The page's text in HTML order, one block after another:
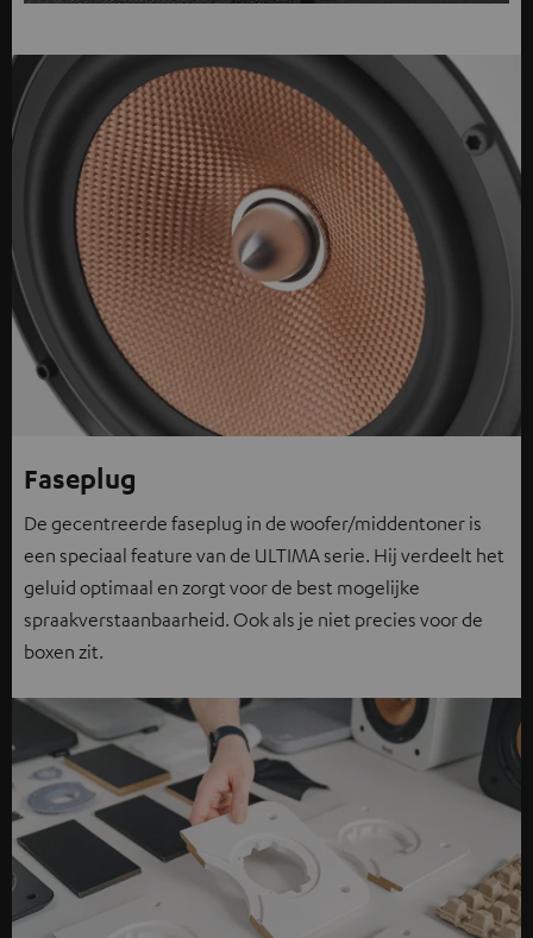
Faseplug
De gecentreerde faseplug in de woofer/middentoner is
een speciaal feature van de ULTIMA serie. Hij verdeelt het
geluid optimaal en zorgt voor de best mogelijke
spraakverstaanbaarheid. Ook als je niet precies voor de
boxen zit.